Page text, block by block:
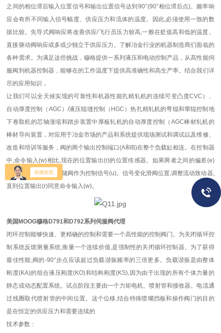
之间的相位滞后输入位置信号和输出位置信号达到90°(90°相位滞后点)。频率响
应会有所不同输入信号幅度、供应压力和流体的温度。因此,必须使用一致的数
据比较。先导式阀响应将改善供应/飞行员压力较高,一般在贬值高和低的温度。
直接驱动阀响应或多或少独立于供应压力。了解冶金行业的机器制造商们面临的
各种需求。为满足这些挑战，穆格提供一系列液压和电动控制产品，从高性能伺
服阀到机器控制器，能够在的工作温度下提供高准确性和高生产率。结合我们详
尽的应用知识，
让我们可以全天候实现的可靠性和机器性能扎精轧机的连续可变凸度CVC）、
自动厚度控制（AGC）/液压辊缝控制（HGC）热扎精轧机的弯辊和窜辊控制地
下卷取机的芯轴涨缩和踏步装置中厚板轧机的自动厚度控制（AGC棒材轧机的
棒材导向装置，对应用于冶金市场的产品和系统提供现场测试和调试以及维修、
改造和培训等服务，阀的两个输出控制端口(A和B)在整个负载缸相连。在控制器
中,命令输入(w)相比,现在的位置输出(r)的位置传感器。如果两者之间的偏差(e)
存在,它是放大和美联储阀作为控制信号(u)。信号变化滑阀位置,调整流动致动器,
直到位置输出(r)同意命令输入(w)。
美国MOOG穆格D791和D792系列伺服阀代理
闭环控制能够快速、更精确的控制和需要一个高性能的控制阀门。为关闭循环控
制系统反馈测量系统,衡量一个连续价值,是强制性的关闭循环控制器。为了获得
最佳性能,阀的-90°步点应该超过负载谐振频率的三倍更多。负载谐振是由整体
刚度(KA)的组合液压刚度(KO)和结构刚度(KS),因为由于出现的所有个体力量的
静态或动态配置系统。试点阶段主要由一个力矩电机、喷射管和接收器。电流通
过线圈取代喷射管的中间位置。这个位移,结合特殊喷嘴挡板和操作阀门的目的
是在恒定的供应压力和需要连续的
技术参数：